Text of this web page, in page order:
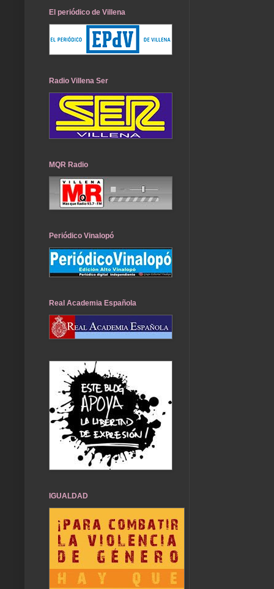
El periódico de Villena
Radio Villena Ser
MQR Radio
Periódico Vinalopó
Real Academia Española
IGUALDAD